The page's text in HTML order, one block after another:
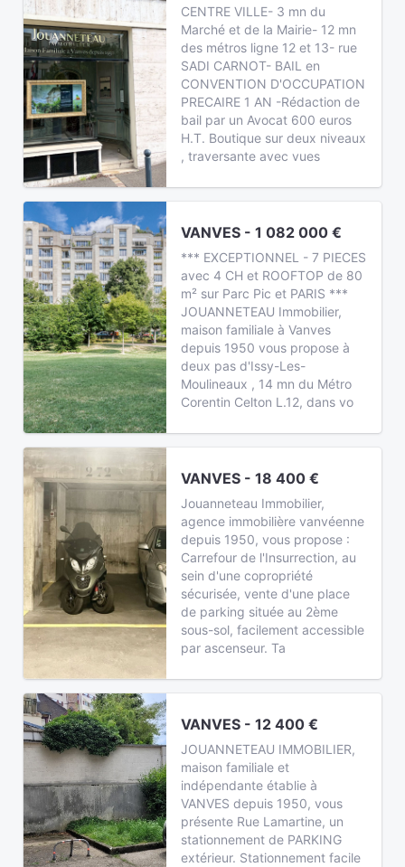
CENTRE VILLE- 3 mn du
Marché et de la Mairie- 12 mn
des métros ligne 12 et 13- rue
SADI CARNOT- BAIL en
CONVENTION D'OCCUPATION
PRECAIRE 1 AN -Rédaction de
bail par un Avocat 600 euros
H.T. Boutique sur deux niveaux
, traversante avec vues
VANVES - 1 082 000 €
*** EXCEPTIONNEL - 7 PIECES
avec 4 CH et ROOFTOP de 80
m² sur Parc Pic et PARIS ***
JOUANNETEAU Immobilier,
maison familiale à Vanves
depuis 1950 vous propose à
deux pas d'Issy-Les-
Moulineaux , 14 mn du Métro
Corentin Celton L.12, dans vo
VANVES - 18 400 €
Jouanneteau Immobilier,
agence immobilière vanvéenne
depuis 1950, vous propose :
Carrefour de l'Insurrection, au
sein d'une copropriété
sécurisée, vente d'une place
de parking située au 2ème
sous-sol, facilement accessible
par ascenseur. Ta
VANVES - 12 400 €
JOUANNETEAU IMMOBILIER,
maison familiale et
indépendante établie à
VANVES depuis 1950, vous
présente Rue Lamartine, un
stationnement de PARKING
extérieur. Stationnement facile